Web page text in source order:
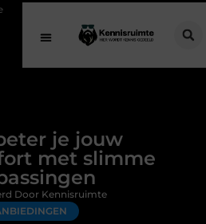
een goed doel: waarom geven
je jouw
met slimme
Door Kennisruimte